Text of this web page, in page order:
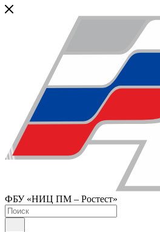
ФБУ «НИЦ ПМ – Ростест»